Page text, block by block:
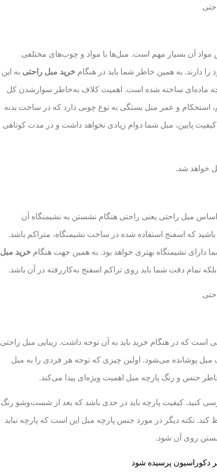
آن بسیار مهم است. مبل‌ها با مواد و چوب‌های مختلفی
به همین خاطر شما باید در هنگام خرید مبل راحتی به این
چه ماده‌ای ساخته شده است. اهمیت کلاف به‌خاطر سوارشدن کل
و عمر مبل بستگی به نوع چوبی دارد که در ساخت بدنه
پایین، مبل شما دوام زیادی نخواهد داشت و در مدت کوتاهی
خواهد شد.
مبل راحتی یعنی راحتی هنگام نشستن به نشیمنگاه آن
باشید که اسفنج استفاده شده در ساخت نشیمنگاه، متراکم باشد.
دارای نشیمنگاه بهتری خواهد بود. به همین جهت هنگام خرید مبل
تمام دقت شما باید روی تراکم اسفنج به‌کاررفته در آن باشد.
است که در هنگام خرید باید به آن توجه داشت. زیبایی مبل راحتی
پوشانده می‌شود. اولین چیزی که توجه هر فردی را به مبل
جنس و رنگ پارچه مبل اهمیت ویژه‌ای پیدا می‌کند.
کنید. کیفیت پارچه باید در حدی باشد که بعد از شست‌وشو رنگ
کند. نکته دیگر در مورد جنس پارچه مبل این است که پارچه نباید
روی آن شود.
دکوراسیون پرسیده شود